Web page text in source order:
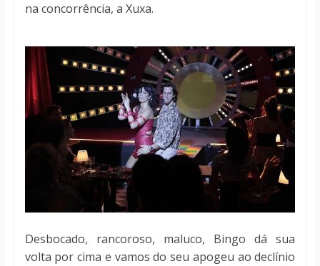
na concorrência, a Xuxa.
Desbocado, rancoroso, maluco, Bingo dá sua
volta por cima e vamos do seu apogeu ao declínio